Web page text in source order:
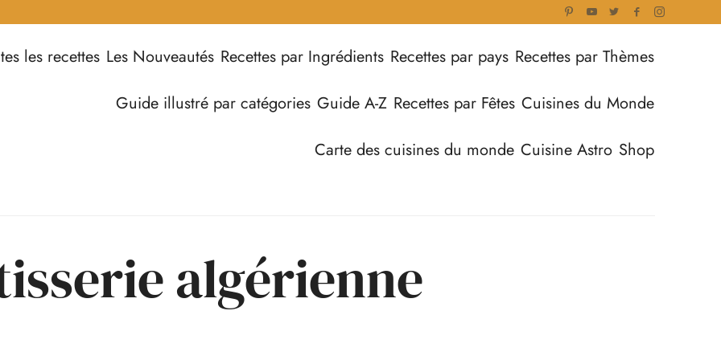
les recettes Les Nouveautés Recettes par Ingrédients Recettes par pays Recettes par Thèmes
Guide illustré par catégories Guide A-Z Recettes par Fêtes Cuisines du Monde
Carte des cuisines du monde Cuisine Astro Shop
algérienne